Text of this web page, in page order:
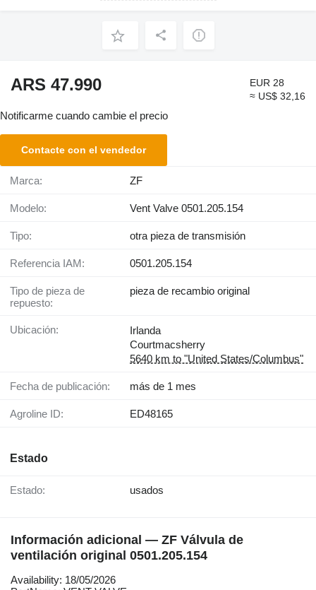
ARS 47.990
EUR 28
≈ US$ 32,16
Notificarme cuando cambie el precio
Contacte con el vendedor
Marca: ZF
Modelo: Vent Valve 0501.205.154
Tipo: otra pieza de transmisión
Referencia IAM: 0501.205.154
Tipo de pieza de
repuesto:
pieza de recambio original
Ubicación:
Irlanda
Courtmacsherry
5640 km to "United States/Columbus"
Fecha de publicación: más de 1 mes
Agroline ID: ED48165
Estado
Estado: usados
Información adicional — ZF Válvula de
ventilación original 0501.205.154
Availability: 18/05/2026